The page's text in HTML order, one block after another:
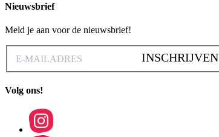
Nieuwsbrief
Meld je aan voor de nieuwsbrief!
INSCHRIJVEN
Volg ons!